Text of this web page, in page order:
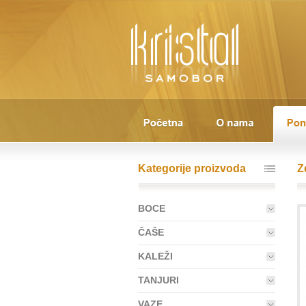
Kategorije proizvoda
BOCE
ČAŠE
KALEŽI
TANJURI